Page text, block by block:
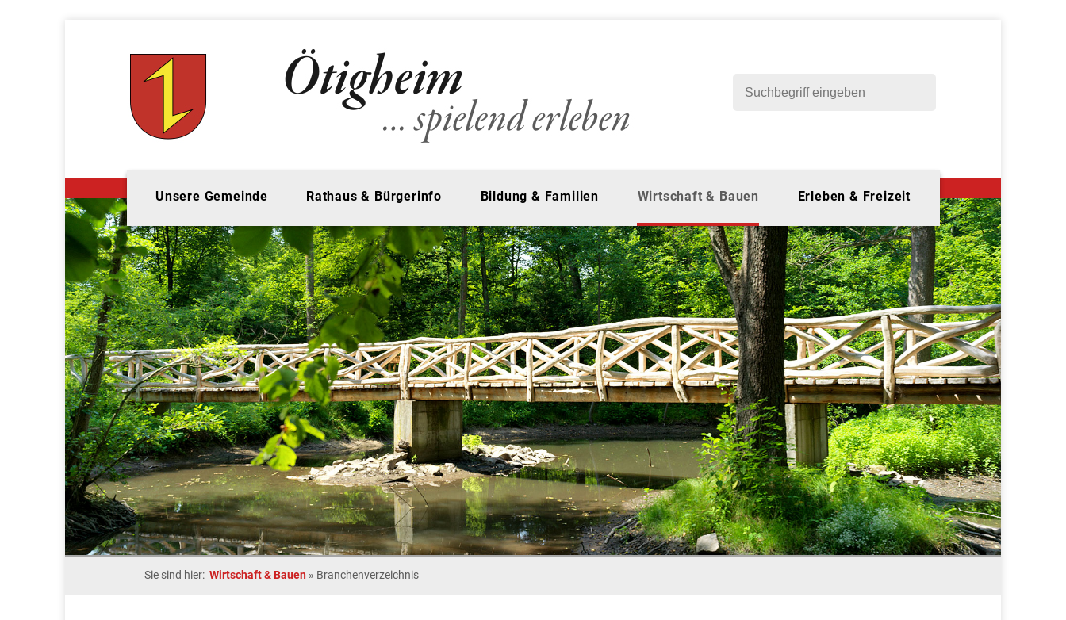
Unsere Gemeinde Rathaus & Bürgerinfo Bildung & Familien Wirtschaft & Bauen Erleben & Freizeit
Sie sind hier: Wirtschaft & Bauen » Branchenverzeichnis